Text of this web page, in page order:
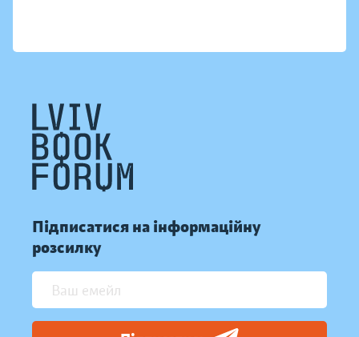
Підписатися на інформаційну
розсилку